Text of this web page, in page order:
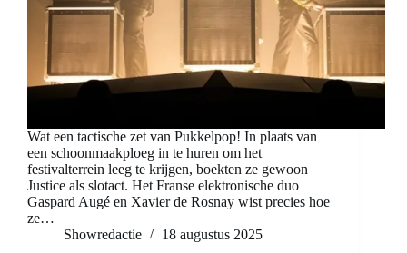
Wat een tactische zet van Pukkelpop! In plaats van
een schoonmaakploeg in te huren om het
festivalterrein leeg te krijgen, boekten ze gewoon
Justice als slotact. Het Franse elektronische duo
Gaspard Augé en Xavier de Rosnay wist precies hoe
ze…
Showredactie
18 augustus 2025